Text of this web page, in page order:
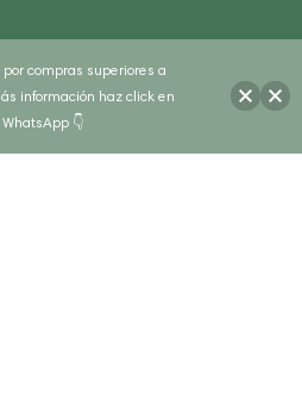
por compras superiores a
información haz click en
👇